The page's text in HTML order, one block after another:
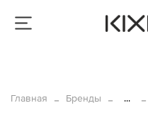
Главная Бренды ...